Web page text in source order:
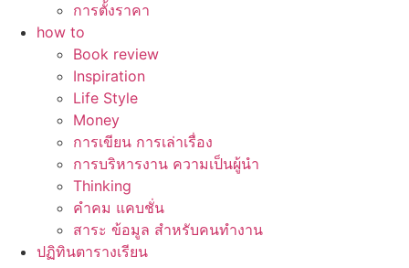
การตั้งราคา
how to
Book review
Inspiration
Life Style
Money
การเขียน การเล่าเรื่อง
การบริหารงาน ความเป็นผู้นำ
Thinking
คำคม แคบชั่น
สาระ ข้อมูล สำหรับคนทำงาน
ปฏิทินตารางเรียน